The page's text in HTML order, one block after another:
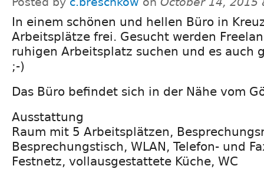
In einem schönen und hellen Büro in
Arbeitsplätze frei. Gesucht werden
ruhigen Arbeitsplatz suchen und es auch
;-)
Das Büro befindet sich in der Nähe vom
Ausstattung
Raum mit 5 Arbeitsplätzen,
Besprechungstisch, WLAN, Telefon- und
Festnetz, vollausgestattete Küche, WC